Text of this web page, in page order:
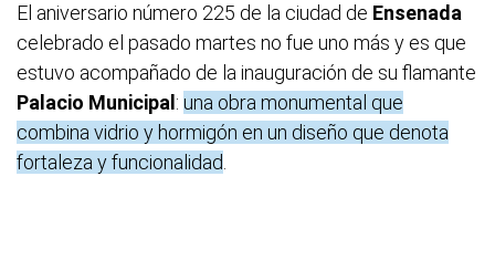
El aniversario número 225 de la ciudad de Ensenada
celebrado el pasado martes no fue uno más y es que
estuvo acompañado de la inauguración de su flamante
Palacio Municipal : una obra monumental que
combina vidrio y hormigón en un diseño que denota
fortaleza y funcionalidad